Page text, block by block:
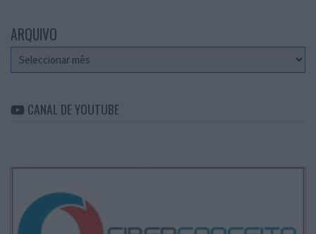
ARQUIVO
Arquivo
CANAL DE YOUTUBE